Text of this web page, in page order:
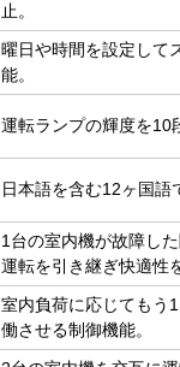
止。
曜日や時間を設定して
能。
運転ランプの輝度を10
日本語を含む12ヶ国語
1台の室内機が故障し
運転を引き継ぎ快適性
室内負荷に応じてもう
働させる制御機能。